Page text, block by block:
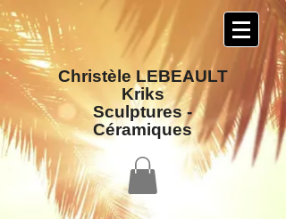
Christèle LEBEAULT
Kriks
Sculptures​ -
Céramiques